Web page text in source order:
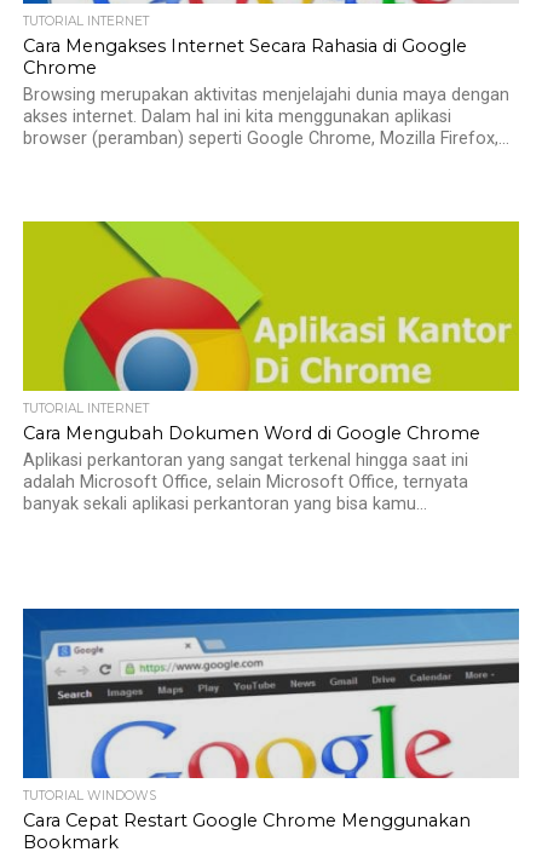
TUTORIAL INTERNET
Cara Mengakses Internet Secara Rahasia di Google
Chrome
Browsing merupakan aktivitas menjelajahi dunia maya dengan
akses internet. Dalam hal ini kita menggunakan aplikasi
browser (peramban) seperti Google Chrome, Mozilla Firefox,...
TUTORIAL INTERNET
Cara Mengubah Dokumen Word di Google Chrome
Aplikasi perkantoran yang sangat terkenal hingga saat ini
adalah Microsoft Office, selain Microsoft Office, ternyata
banyak sekali aplikasi perkantoran yang bisa kamu...
TUTORIAL WINDOWS
Cara Cepat Restart Google Chrome Menggunakan
Bookmark